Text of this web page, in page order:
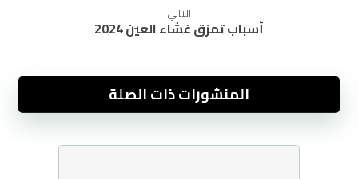
التالي
أسباب تمزق غشاء العين 2024
المنشورات ذات الصلة